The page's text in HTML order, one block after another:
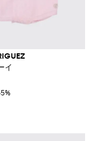
ーツ
イ